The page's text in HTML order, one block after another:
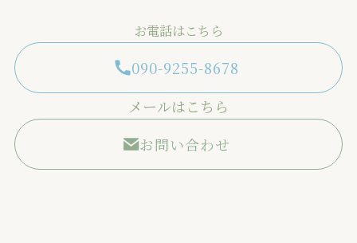
お電話はこちら
090-9255-8678
メールはこちら
お問い合わせ